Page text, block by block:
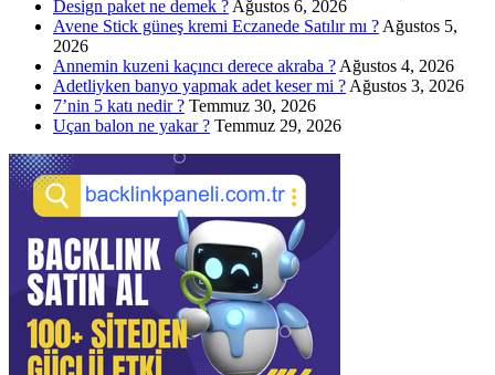
Design paket ne demek ? Ağustos 6, 2026
Avene Stick güneş kremi Eczanede Satılır mı ? Ağustos 5,
2026
Annemin kuzeni kaçıncı derece akraba ? Ağustos 4, 2026
Adetliyken banyo yapmak adet keser mi ? Ağustos 3, 2026
7’nin 5 katı nedir ? Temmuz 30, 2026
Uçan balon ne yakar ? Temmuz 29, 2026